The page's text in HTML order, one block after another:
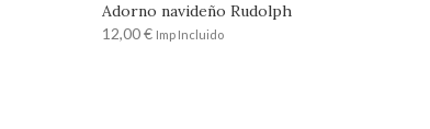
Adorno navideño Rudolph
12,00€ Imp Incluido